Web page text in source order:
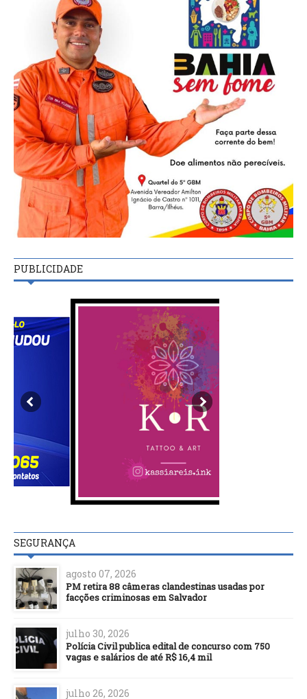
PUBLICIDADE
SEGURANÇA
agosto 07, 2026
PM retira 88 câmeras clandestinas usadas por
facções criminosas em Salvador
julho 30, 2026
Polícia Civil publica edital de concurso com 750
vagas e salários de até R$ 16,4 mil
julho 26, 2026